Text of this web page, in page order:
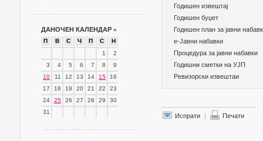
ДАНОЧЕН КАЛЕНДАР »
П В С Ч П С
Н
1
2
3
4 5 6 7 8
9
10
11 12 13 14 15
16
17
18 19 20 21 22
23
24
25 26 27 28 29
30
31
Годишен извештај
Годишен буџет
Годишен план за јавни
е-Јавни набавки
Процедура за јавни набавки
Годишни сметки на УЈП
Ревизорски извештаи
Испрати | Печати